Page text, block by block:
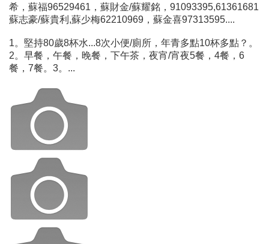
希，蘇福96529461，蘇財金/蘇耀銘，91093395,61361681
蘇志豪/蘇貴利,蘇少梅62210969，蘇金喜97313595....
1。堅持80歲8杯水...8次小便/廁所，年青多點10杯多點？。
2。早餐，午餐，晚餐，下午茶，夜宵/宵夜5餐，4餐，6
餐，7餐。3。...